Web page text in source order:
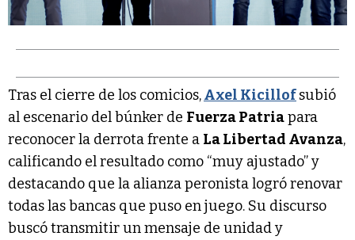
Tras el cierre de los comicios,Axel Kicillofsubió
al escenario del búnker de Fuerza Patriapara
reconocer la derrota frente a La Libertad Avanza,
calificando el resultado como “muy ajustado” y
destacando que la alianza peronista logró renovar
todas las bancas que puso en juego. Su discurso
buscó transmitir un mensaje de unidad y